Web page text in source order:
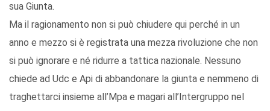
sua Giunta.
Ma il ragionamento non si può chiudere qui perché in un
anno e mezzo si è registrata una mezza rivoluzione che non
si può ignorare e né ridurre a tattica nazionale. Nessuno
chiede ad Udc e Api di abbandonare la giunta e nemmeno di
traghettarci insieme all’Mpa e magari all’Intergruppo nel